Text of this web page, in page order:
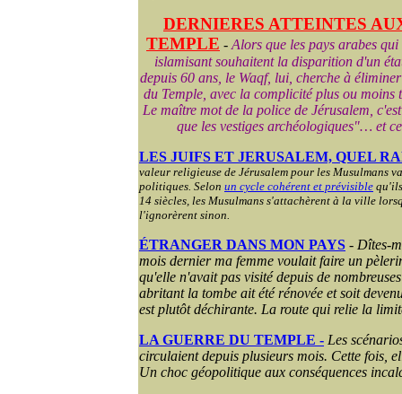
DERNIERES ATTEINTES
TEMPLE - Alors que les pays arabes
islamisant souhaitent la disparition d'un
depuis 60 ans, le Waqf, lui, cherche à
du Temple, avec la complicité plus ou moins
Le maître mot de la police de Jérusalem,
que les vestiges archéologiques"… et
LES JUIFS ET JERUSALEM, QUEL
valeur religieuse de Jérusalem pour les Musulmans
politiques. Selon un cycle cohérent et prévisible
14 siècles, les Musulmans s'attachèrent à la ville
l'ignorèrent sinon.
ÉTRANGER DANS MON PAYS - Dîtes-
mois dernier ma femme voulait faire un
qu'elle n'avait pas visité depuis de
abritant la tombe ait été rénovée et soit
est plutôt déchirante. La route qui relie la
LA GUERRE DU TEMPLE - Les
circulaient depuis plusieurs mois. Cette fois,
Un choc géopolitique aux conséquences